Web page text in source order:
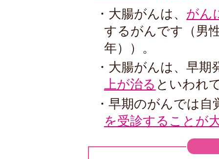
・大腸がんは、 がん
するがんです（男
年））。
・大腸がんは、早
上が治る といわれ
・早期のがんでは
を受診することが